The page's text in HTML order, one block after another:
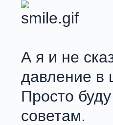
А я и не
давление в
Просто
советам.